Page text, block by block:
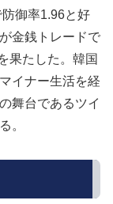
御率1.96と好
金銭トレードで
果たした。韓国
イナー生活を経
舞台であるツイ
。